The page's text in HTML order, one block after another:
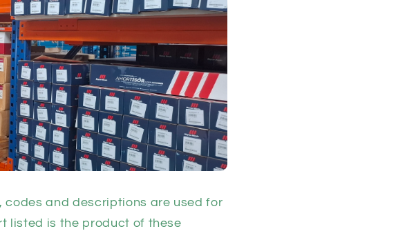
and descriptions are used for
listed is the product of these